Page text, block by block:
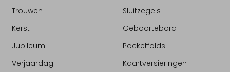
Trouwen
Kerst
Jubileum
Verjaardag
Sluitzegels
Geboortebord
Pocketfolds
Kaartversieringen